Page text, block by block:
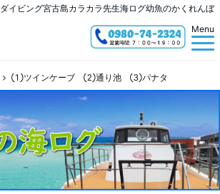
ダイビング宮古島カラカラ先生海ログ幼魚のかくれんぼ
Menu
①ツインケーブ ②通り池 ③パナタ